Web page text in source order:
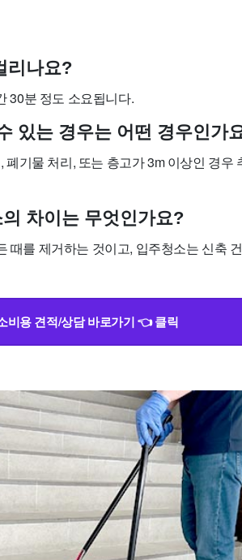
리나요?
30분 정도 소요됩니다.
있는 경우는 어떤 경우인가
기물 처리, 또는 층고가 3m 이상인 경우
차이는 무엇인가요?
때를 제거하는 것이고, 입주청소는 신축
비용 견적/상담 바로가기 👈 클릭